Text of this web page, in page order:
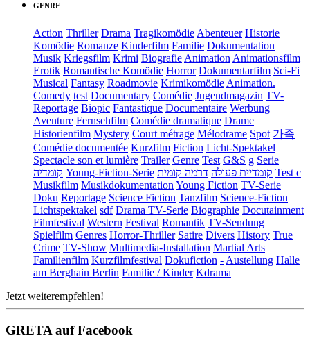
GENRE
Action Thriller Drama Tragikomödie Abenteuer Historie
Komödie Romanze Kinderfilm Familie Dokumentation
Musik Kriegsfilm Krimi Biografie Animation Animationsfilm
Erotik Romantische Komödie Horror Dokumentarfilm Sci-Fi
Musical Fantasy Roadmovie Krimikomödie Animation.
Comedy test Documentary Comédie Jugendmagazin TV-
Reportage Biopic Fantastique Documentaire Werbung
Aventure Fernsehfilm Comédie dramatique Drame
Historienfilm Mystery Court métrage Mélodrame Spot 가족
Comédie documentée Kurzfilm Fiction Licht-Spektakel
Spectacle son et lumière Trailer Genre Test G&S g Serie
קומדיה Young-Fiction-Serie קומדיית פעולה דרמה קומית
Test c
Musikfilm Musikdokumentation Young Fiction TV-Serie
Doku Reportage Science Fiction Tanzfilm Science-Fiction
Lichtspektakel sdf Drama TV-Serie Biographie Docutainment
Filmfestival Western Festival Romantik TV-Sendung
Spielfilm Genres Horror-Thriller Satire Divers History True
Crime TV-Show Multimedia-Installation Martial Arts
Familienfilm Kurzfilmfestival Dokufiction - Austellung Halle
am Berghain Berlin Familie / Kinder Kdrama
Jetzt weiterempfehlen!
GRETA auf Facebook